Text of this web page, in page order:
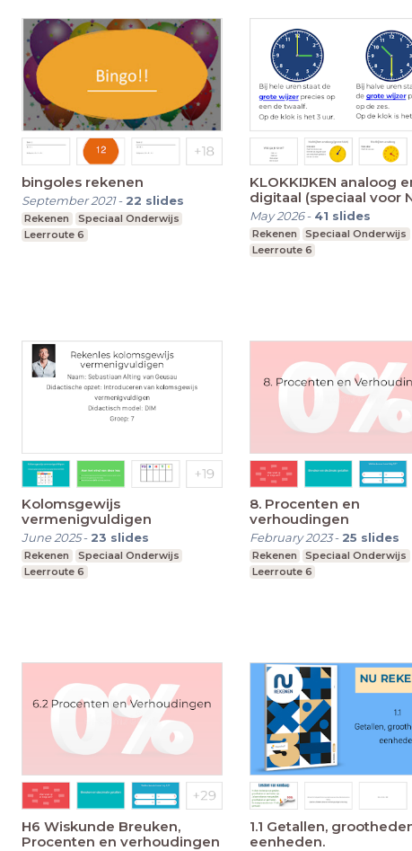
bingoles rekenen
September 2021- 22 slides
Rekenen
Speciaal Onderwijs
Leerroute 6
KLOKKIJKEN analoog
digitaal (speciaal voor
leerlingen)
May 2026- 41 slides
Rekenen
Speciaal Onderwijs
Leerroute 6
Kolomsgewijs
vermenigvuldigen
June 2025- 23 slides
Rekenen
Speciaal Onderwijs
Leerroute 6
8. Procenten en
verhoudingen
February 2023- 25 slides
Rekenen
Speciaal Onderwijs
Leerroute 6
H6 Wiskunde Breuken,
Procenten en verhoudingen
1.1 Getallen,
eenheden.